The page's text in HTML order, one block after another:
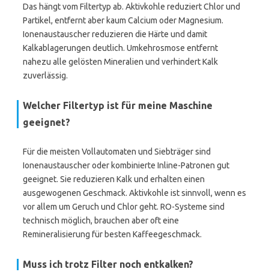
Das hängt vom Filtertyp ab. Aktivkohle reduziert Chlor und
Partikel, entfernt aber kaum Calcium oder Magnesium.
Ionenaustauscher reduzieren die Härte und damit
Kalkablagerungen deutlich. Umkehrosmose entfernt
nahezu alle gelösten Mineralien und verhindert Kalk
zuverlässig.
Welcher Filtertyp ist für meine Maschine
geeignet?
Für die meisten Vollautomaten und Siebträger sind
Ionenaustauscher oder kombinierte Inline-Patronen gut
geeignet. Sie reduzieren Kalk und erhalten einen
ausgewogenen Geschmack. Aktivkohle ist sinnvoll, wenn es
vor allem um Geruch und Chlor geht. RO-Systeme sind
technisch möglich, brauchen aber oft eine
Remineralisierung für besten Kaffeegeschmack.
Muss ich trotz Filter noch entkalken?